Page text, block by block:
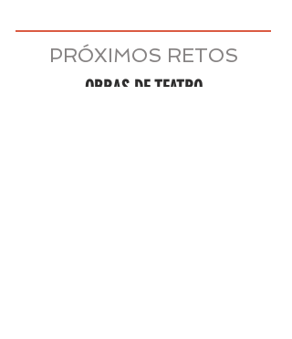
PRÓXIMOS RETOS
OBRAS DE TEATRO